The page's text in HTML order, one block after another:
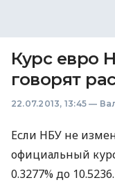
Курс евро
говорят
22.07.2013, 13:45 —
Если НБУ не
официальный
0.3277% до 10.5236.